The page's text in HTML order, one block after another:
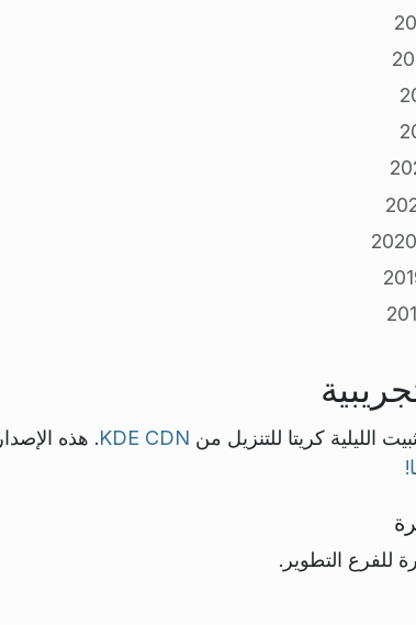
الليلية كريتا للتنزيل من KDE CDN. هذه
للفرع التطوير.